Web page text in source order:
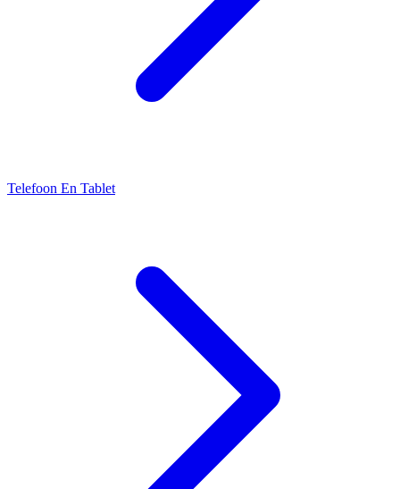
Telefoon En Tablet